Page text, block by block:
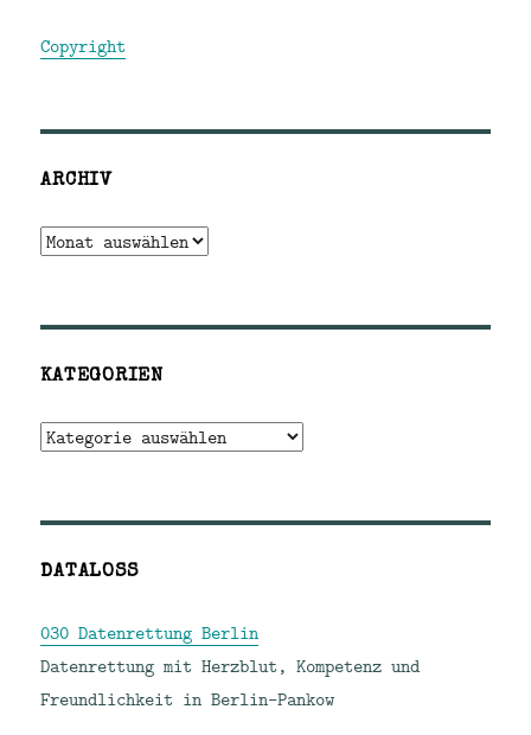
Copyright
ARCHIV
Archiv
KATEGORIEN
Kategorien
DATALOSS
030 Datenrettung Berlin
Datenrettung mit Herzblut, Kompetenz und
Freundlichkeit in Berlin-Pankow